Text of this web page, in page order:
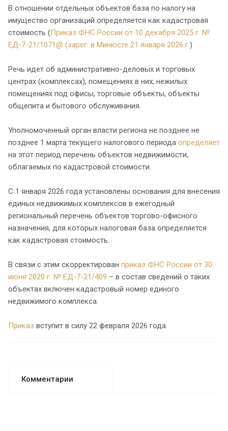
В отношении отдельных объектов база по налогу на
имущество организаций определяется как кадастровая
стоимость (Приказ ФНС России от 10 декабря 2025 г. №
ЕД-7-21/1071@ (зарег. в Минюсте 21 января 2026 г.)
Речь идет об административно-деловых и торговых
центрах (комплексах), помещениях в них; нежилых
помещениях под офисы, торговые объекты, объекты
общепита и бытового обслуживания.
Уполномоченный орган власти региона не позднее не
позднее 1 марта текущего налогового периода определяет
на этот период перечень объектов недвижимости,
облагаемых по кадастровой стоимости.
С 1 января 2026 года установлены основания для внесения
единых недвижимых комплексов в ежегодный
региональный перечень объектов торгово-офисного
назначения, для которых налоговая база определяется
как кадастровая стоимость.
В связи с этим скорректирован приказ ФНС России от 30
июня 2020 г. № ЕД-7-21/409 – в состав сведений о таких
объектах включен кадастровый номер единого
недвижимого комплекса.
Приказ вступит в силу 22 февраля 2026 года.
Комментарии